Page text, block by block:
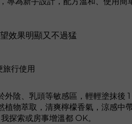
效果明顯又不過猛
旅行使用
外陰、乳頭等敏感區，輕輕塗抹後
植物萃取，清爽檸檬香氣，涼感中
探索或房事增溫都 OK。